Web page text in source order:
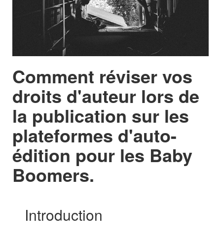
Comment réviser vos
droits d'auteur lors de
la publication sur les
plateformes d'auto-
édition pour les Baby
Boomers.
Introduction